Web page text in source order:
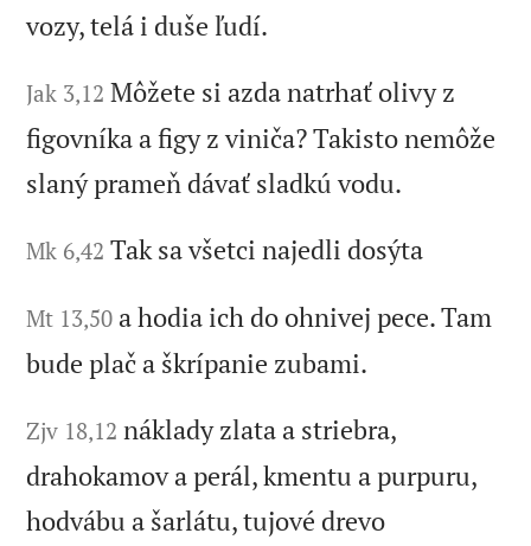
vozy, telá i duše ľudí.
Jak 3,12 Môžete si azda natrhať olivy z
figovníka a figy z viniča? Takisto nemôže
slaný prameň dávať sladkú vodu.
Mk 6,42 Tak sa všetci najedli dosýta
Mt 13,50 a hodia ich do ohnivej pece. Tam
bude plač a škrípanie zubami.
Zjv 18,12 náklady zlata a striebra,
drahokamov a perál, kmentu a purpuru,
hodvábu a šarlátu, tujové drevo